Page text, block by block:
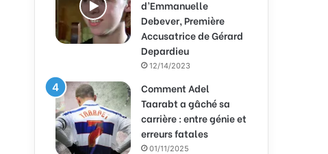
d’Emmanuelle
Debever, Première
Accusatrice de Gérard
Depardieu
12/14/2023
Comment Adel
Taarabt a gâché sa
carrière : entre génie et
erreurs fatales
01/11/2025